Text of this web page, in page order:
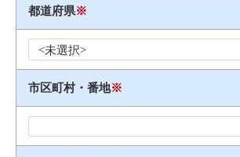
都道府県※
市区町村・番地※